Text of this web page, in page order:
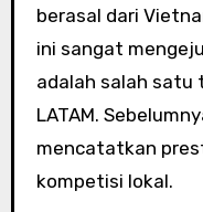
berasal dari
ini sangat
adalah salah satu
LATAM.
mencatatkan
kompetisi lokal.